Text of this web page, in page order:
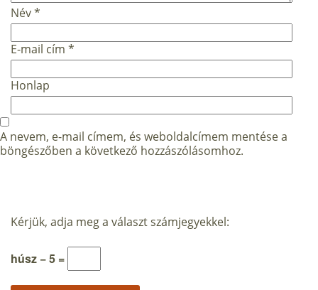
Név*
E-mail cím *
Honlap
A nevem, e-mail címem, és weboldalcímem mentése a
böngészőben a következő hozzászólásomhoz.
Kérjük, adja meg a választ számjegyekkel:
húsz − 5 =